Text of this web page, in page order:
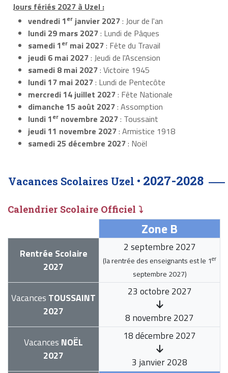
Jours fériés 2027 à Uzel :
vendredi 1er janvier 2027: Jour de l'an
lundi 29 mars 2027: Lundi de Pâques
samedi 1er mai 2027: Fête du Travail
jeudi 6 mai 2027: Jeudi de l'Ascension
samedi 8 mai 2027: Victoire 1945
lundi 17 mai 2027: Lundi de Pentecôte
mercredi 14 juillet 2027: Fête Nationale
dimanche 15 août 2027: Assomption
lundi 1er novembre 2027: Toussaint
jeudi 11 novembre 2027: Armistice 1918
samedi 25 décembre 2027: Noël
Vacances Scolaires Uzel • 2027-2028
Calendrier Scolaire Officiel ⤵
Zone B
Rentrée Scolaire
2027
2 septembre 2027
(la rentrée des enseignants est le 1er
septembre 2027)
Vacances TOUSSAINT
2027
23 octobre 2027
8 novembre 2027
Vacances NOËL
2027
18 décembre 2027
3 janvier 2028